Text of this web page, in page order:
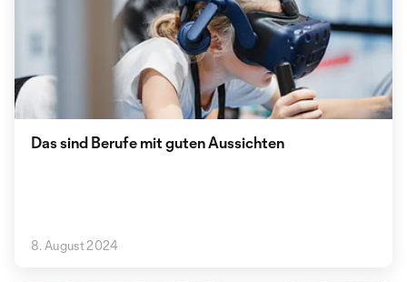
Das sind Berufe mit guten Aussichten
8. August 2024